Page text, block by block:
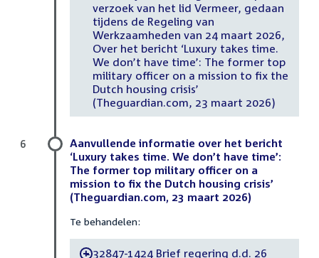
verzoek van het lid Vermeer, gedaan
tijdens de Regeling van
Werkzaamheden van 24 maart 2026,
Over het bericht ‘Luxury takes time.
We don’t have time’: The former top
military officer on a mission to fix the
Dutch housing crisis’
(Theguardian.com, 23 maart 2026)
Aanvullende informatie over het bericht
‘Luxury takes time. We don’t have time’:
The former top military officer on a
mission to fix the Dutch housing crisis’
(Theguardian.com, 23 maart 2026)
Te behandelen:
-32847-1424 Brief regering d.d. 26
6